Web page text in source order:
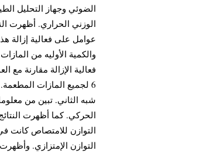
الضوئي وجهاز التحليل
الوزني الحراري. أظهرت
عوامل على فعالية إزالة
والكمية الأوليه من
فعالية الإزالة مقارنة
6 لجميع المازات
شبه الثاني. تبين من
التوازن الإمتزازي.